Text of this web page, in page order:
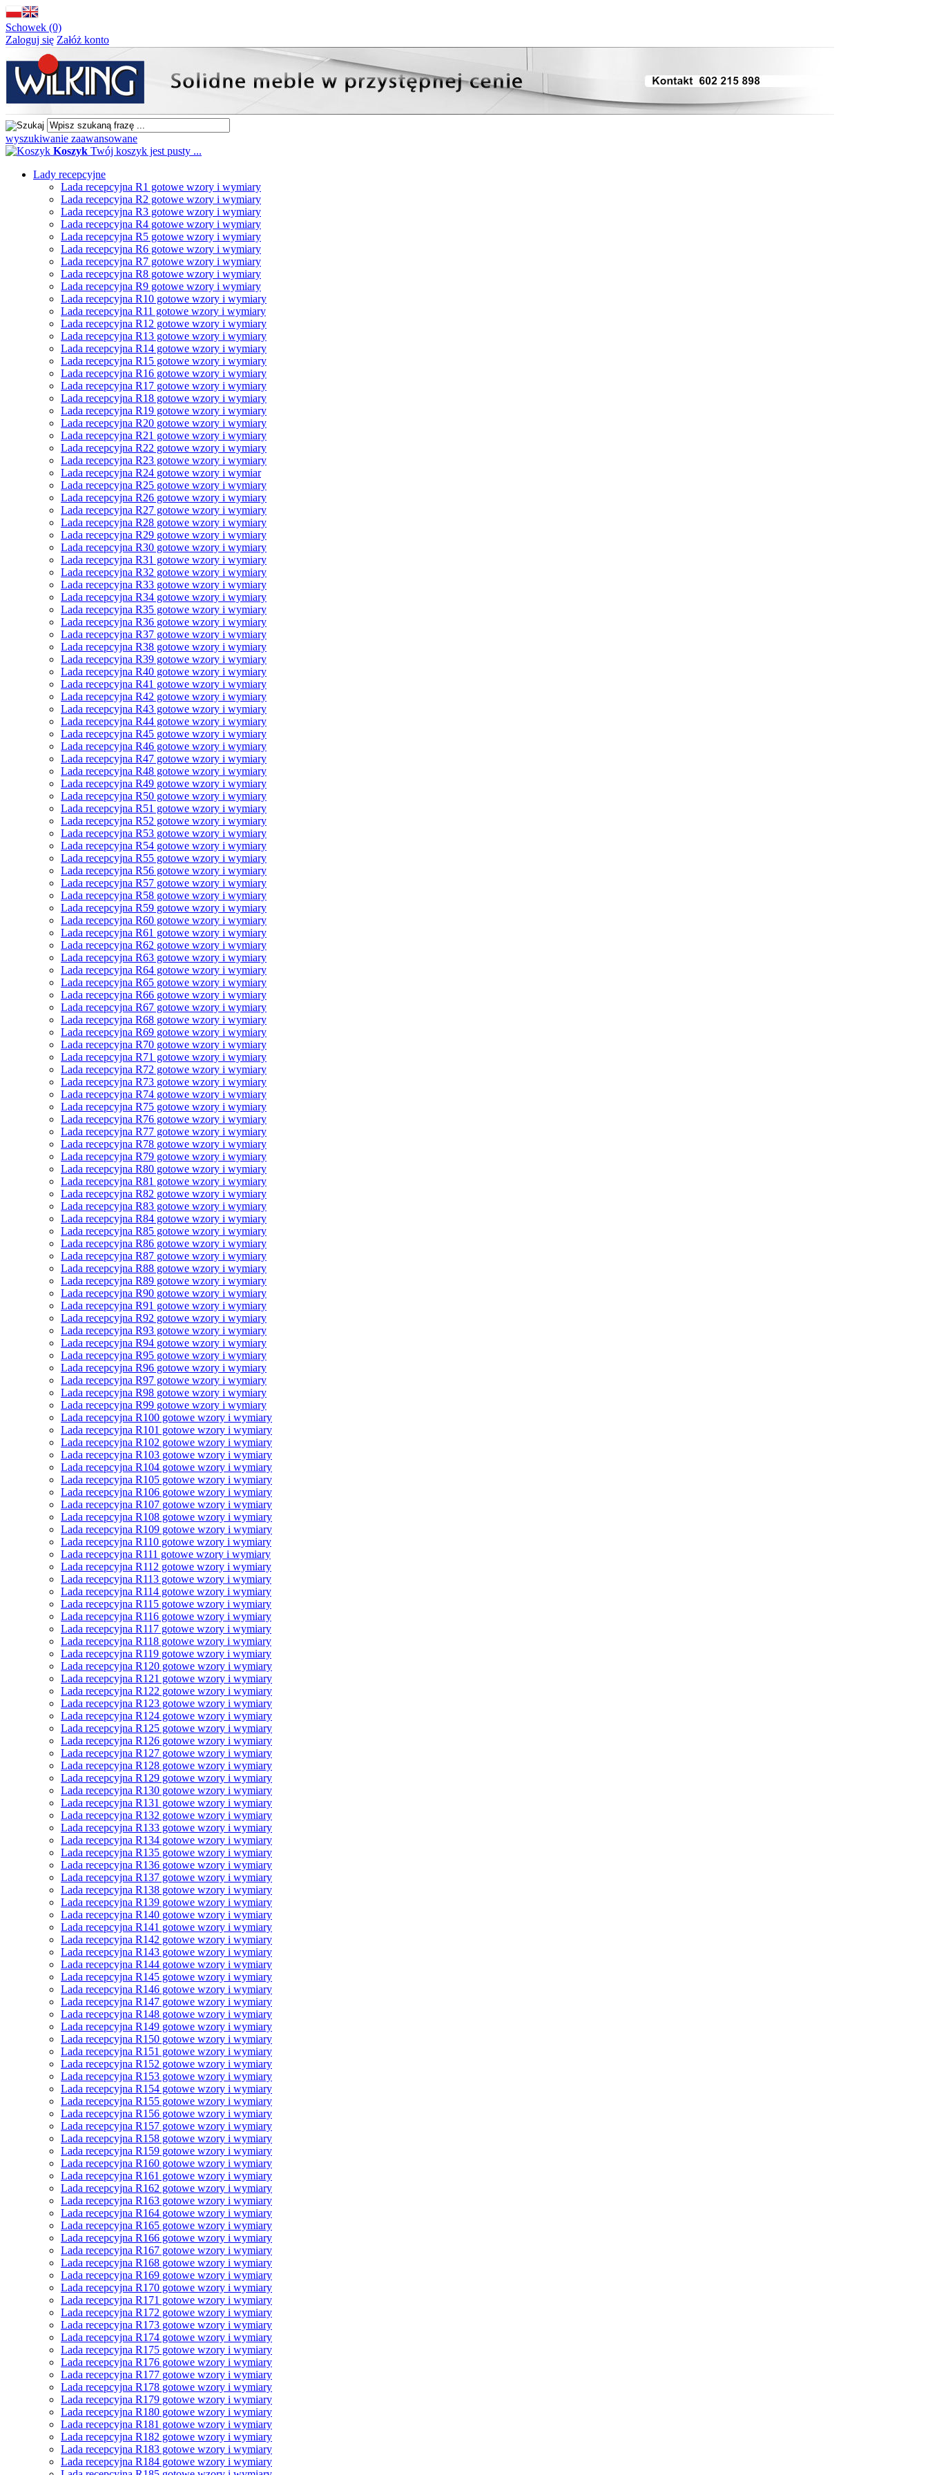
Schowek (0)
Zaloguj się Załóż konto
wyszukiwanie zaawansowane
Koszyk Twój koszyk jest pusty ...
Lady recepcyjne
Lada recepcyjna R1 gotowe wzory i wymiary
Lada recepcyjna R2 gotowe wzory i wymiary
Lada recepcyjna R3 gotowe wzory i wymiary
Lada recepcyjna R4 gotowe wzory i wymiary
Lada recepcyjna R5 gotowe wzory i wymiary
Lada recepcyjna R6 gotowe wzory i wymiary
Lada recepcyjna R7 gotowe wzory i wymiary
Lada recepcyjna R8 gotowe wzory i wymiary
Lada recepcyjna R9 gotowe wzory i wymiary
Lada recepcyjna R10 gotowe wzory i wymiary
Lada recepcyjna R11 gotowe wzory i wymiary
Lada recepcyjna R12 gotowe wzory i wymiary
Lada recepcyjna R13 gotowe wzory i wymiary
Lada recepcyjna R14 gotowe wzory i wymiary
Lada recepcyjna R15 gotowe wzory i wymiary
Lada recepcyjna R16 gotowe wzory i wymiary
Lada recepcyjna R17 gotowe wzory i wymiary
Lada recepcyjna R18 gotowe wzory i wymiary
Lada recepcyjna R19 gotowe wzory i wymiary
Lada recepcyjna R20 gotowe wzory i wymiary
Lada recepcyjna R21 gotowe wzory i wymiary
Lada recepcyjna R22 gotowe wzory i wymiary
Lada recepcyjna R23 gotowe wzory i wymiary
Lada recepcyjna R24 gotowe wzory i wymiar
Lada recepcyjna R25 gotowe wzory i wymiary
Lada recepcyjna R26 gotowe wzory i wymiary
Lada recepcyjna R27 gotowe wzory i wymiary
Lada recepcyjna R28 gotowe wzory i wymiary
Lada recepcyjna R29 gotowe wzory i wymiary
Lada recepcyjna R30 gotowe wzory i wymiary
Lada recepcyjna R31 gotowe wzory i wymiary
Lada recepcyjna R32 gotowe wzory i wymiary
Lada recepcyjna R33 gotowe wzory i wymiary
Lada recepcyjna R34 gotowe wzory i wymiary
Lada recepcyjna R35 gotowe wzory i wymiary
Lada recepcyjna R36 gotowe wzory i wymiary
Lada recepcyjna R37 gotowe wzory i wymiary
Lada recepcyjna R38 gotowe wzory i wymiary
Lada recepcyjna R39 gotowe wzory i wymiary
Lada recepcyjna R40 gotowe wzory i wymiary
Lada recepcyjna R41 gotowe wzory i wymiary
Lada recepcyjna R42 gotowe wzory i wymiary
Lada recepcyjna R43 gotowe wzory i wymiary
Lada recepcyjna R44 gotowe wzory i wymiary
Lada recepcyjna R45 gotowe wzory i wymiary
Lada recepcyjna R46 gotowe wzory i wymiary
Lada recepcyjna R47 gotowe wzory i wymiary
Lada recepcyjna R48 gotowe wzory i wymiary
Lada recepcyjna R49 gotowe wzory i wymiary
Lada recepcyjna R50 gotowe wzory i wymiary
Lada recepcyjna R51 gotowe wzory i wymiary
Lada recepcyjna R52 gotowe wzory i wymiary
Lada recepcyjna R53 gotowe wzory i wymiary
Lada recepcyjna R54 gotowe wzory i wymiary
Lada recepcyjna R55 gotowe wzory i wymiary
Lada recepcyjna R56 gotowe wzory i wymiary
Lada recepcyjna R57 gotowe wzory i wymiary
Lada recepcyjna R58 gotowe wzory i wymiary
Lada recepcyjna R59 gotowe wzory i wymiary
Lada recepcyjna R60 gotowe wzory i wymiary
Lada recepcyjna R61 gotowe wzory i wymiary
Lada recepcyjna R62 gotowe wzory i wymiary
Lada recepcyjna R63 gotowe wzory i wymiary
Lada recepcyjna R64 gotowe wzory i wymiary
Lada recepcyjna R65 gotowe wzory i wymiary
Lada recepcyjna R66 gotowe wzory i wymiary
Lada recepcyjna R67 gotowe wzory i wymiary
Lada recepcyjna R68 gotowe wzory i wymiary
Lada recepcyjna R69 gotowe wzory i wymiary
Lada recepcyjna R70 gotowe wzory i wymiary
Lada recepcyjna R71 gotowe wzory i wymiary
Lada recepcyjna R72 gotowe wzory i wymiary
Lada recepcyjna R73 gotowe wzory i wymiary
Lada recepcyjna R74 gotowe wzory i wymiary
Lada recepcyjna R75 gotowe wzory i wymiary
Lada recepcyjna R76 gotowe wzory i wymiary
Lada recepcyjna R77 gotowe wzory i wymiary
Lada recepcyjna R78 gotowe wzory i wymiary
Lada recepcyjna R79 gotowe wzory i wymiary
Lada recepcyjna R80 gotowe wzory i wymiary
Lada recepcyjna R81 gotowe wzory i wymiary
Lada recepcyjna R82 gotowe wzory i wymiary
Lada recepcyjna R83 gotowe wzory i wymiary
Lada recepcyjna R84 gotowe wzory i wymiary
Lada recepcyjna R85 gotowe wzory i wymiary
Lada recepcyjna R86 gotowe wzory i wymiary
Lada recepcyjna R87 gotowe wzory i wymiary
Lada recepcyjna R88 gotowe wzory i wymiary
Lada recepcyjna R89 gotowe wzory i wymiary
Lada recepcyjna R90 gotowe wzory i wymiary
Lada recepcyjna R91 gotowe wzory i wymiary
Lada recepcyjna R92 gotowe wzory i wymiary
Lada recepcyjna R93 gotowe wzory i wymiary
Lada recepcyjna R94 gotowe wzory i wymiary
Lada recepcyjna R95 gotowe wzory i wymiary
Lada recepcyjna R96 gotowe wzory i wymiary
Lada recepcyjna R97 gotowe wzory i wymiary
Lada recepcyjna R98 gotowe wzory i wymiary
Lada recepcyjna R99 gotowe wzory i wymiary
Lada recepcyjna R100 gotowe wzory i wymiary
Lada recepcyjna R101 gotowe wzory i wymiary
Lada recepcyjna R102 gotowe wzory i wymiary
Lada recepcyjna R103 gotowe wzory i wymiary
Lada recepcyjna R104 gotowe wzory i wymiary
Lada recepcyjna R105 gotowe wzory i wymiary
Lada recepcyjna R106 gotowe wzory i wymiary
Lada recepcyjna R107 gotowe wzory i wymiary
Lada recepcyjna R108 gotowe wzory i wymiary
Lada recepcyjna R109 gotowe wzory i wymiary
Lada recepcyjna R110 gotowe wzory i wymiary
Lada recepcyjna R111 gotowe wzory i wymiary
Lada recepcyjna R112 gotowe wzory i wymiary
Lada recepcyjna R113 gotowe wzory i wymiary
Lada recepcyjna R114 gotowe wzory i wymiary
Lada recepcyjna R115 gotowe wzory i wymiary
Lada recepcyjna R116 gotowe wzory i wymiary
Lada recepcyjna R117 gotowe wzory i wymiary
Lada recepcyjna R118 gotowe wzory i wymiary
Lada recepcyjna R119 gotowe wzory i wymiary
Lada recepcyjna R120 gotowe wzory i wymiary
Lada recepcyjna R121 gotowe wzory i wymiary
Lada recepcyjna R122 gotowe wzory i wymiary
Lada recepcyjna R123 gotowe wzory i wymiary
Lada recepcyjna R124 gotowe wzory i wymiary
Lada recepcyjna R125 gotowe wzory i wymiary
Lada recepcyjna R126 gotowe wzory i wymiary
Lada recepcyjna R127 gotowe wzory i wymiary
Lada recepcyjna R128 gotowe wzory i wymiary
Lada recepcyjna R129 gotowe wzory i wymiary
Lada recepcyjna R130 gotowe wzory i wymiary
Lada recepcyjna R131 gotowe wzory i wymiary
Lada recepcyjna R132 gotowe wzory i wymiary
Lada recepcyjna R133 gotowe wzory i wymiary
Lada recepcyjna R134 gotowe wzory i wymiary
Lada recepcyjna R135 gotowe wzory i wymiary
Lada recepcyjna R136 gotowe wzory i wymiary
Lada recepcyjna R137 gotowe wzory i wymiary
Lada recepcyjna R138 gotowe wzory i wymiary
Lada recepcyjna R139 gotowe wzory i wymiary
Lada recepcyjna R140 gotowe wzory i wymiary
Lada recepcyjna R141 gotowe wzory i wymiary
Lada recepcyjna R142 gotowe wzory i wymiary
Lada recepcyjna R143 gotowe wzory i wymiary
Lada recepcyjna R144 gotowe wzory i wymiary
Lada recepcyjna R145 gotowe wzory i wymiary
Lada recepcyjna R146 gotowe wzory i wymiary
Lada recepcyjna R147 gotowe wzory i wymiary
Lada recepcyjna R148 gotowe wzory i wymiary
Lada recepcyjna R149 gotowe wzory i wymiary
Lada recepcyjna R150 gotowe wzory i wymiary
Lada recepcyjna R151 gotowe wzory i wymiary
Lada recepcyjna R152 gotowe wzory i wymiary
Lada recepcyjna R153 gotowe wzory i wymiary
Lada recepcyjna R154 gotowe wzory i wymiary
Lada recepcyjna R155 gotowe wzory i wymiary
Lada recepcyjna R156 gotowe wzory i wymiary
Lada recepcyjna R157 gotowe wzory i wymiary
Lada recepcyjna R158 gotowe wzory i wymiary
Lada recepcyjna R159 gotowe wzory i wymiary
Lada recepcyjna R160 gotowe wzory i wymiary
Lada recepcyjna R161 gotowe wzory i wymiary
Lada recepcyjna R162 gotowe wzory i wymiary
Lada recepcyjna R163 gotowe wzory i wymiary
Lada recepcyjna R164 gotowe wzory i wymiary
Lada recepcyjna R165 gotowe wzory i wymiary
Lada recepcyjna R166 gotowe wzory i wymiary
Lada recepcyjna R167 gotowe wzory i wymiary
Lada recepcyjna R168 gotowe wzory i wymiary
Lada recepcyjna R169 gotowe wzory i wymiary
Lada recepcyjna R170 gotowe wzory i wymiary
Lada recepcyjna R171 gotowe wzory i wymiary
Lada recepcyjna R172 gotowe wzory i wymiary
Lada recepcyjna R173 gotowe wzory i wymiary
Lada recepcyjna R174 gotowe wzory i wymiary
Lada recepcyjna R175 gotowe wzory i wymiary
Lada recepcyjna R176 gotowe wzory i wymiary
Lada recepcyjna R177 gotowe wzory i wymiary
Lada recepcyjna R178 gotowe wzory i wymiary
Lada recepcyjna R179 gotowe wzory i wymiary
Lada recepcyjna R180 gotowe wzory i wymiary
Lada recepcyjna R181 gotowe wzory i wymiary
Lada recepcyjna R182 gotowe wzory i wymiary
Lada recepcyjna R183 gotowe wzory i wymiary
Lada recepcyjna R184 gotowe wzory i wymiary